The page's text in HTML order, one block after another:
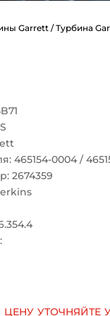
Garrett / Турбина
465154-0004 /
2674359
уточняйте